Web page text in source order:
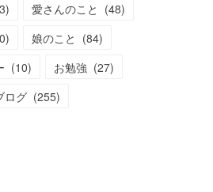
) 愛さんのこと (48)
) 娘のこと (84)
(10) お勉強 (27)
ログ (255)